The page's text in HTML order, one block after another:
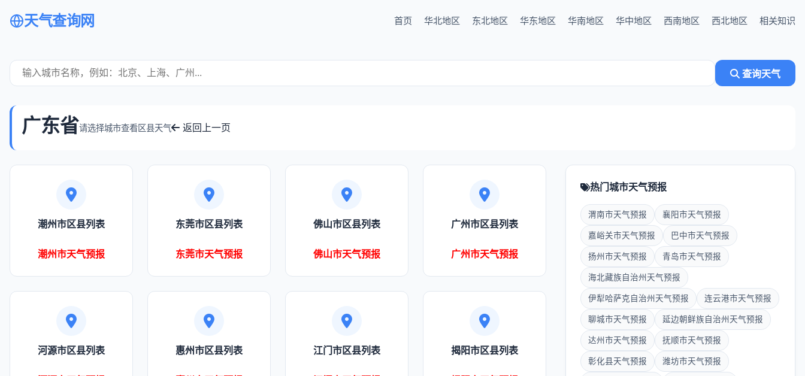
天气查询网 首页 华北地区 东北地区 华东地区 华南地区 华中地区 西南地区 西北地区 相关知识
查询天气
广东省请选择城市查看区县天气 返回上一页
潮州市区县列表
潮州市天气预报
东莞市区县列表
东莞市天气预报
佛山市区县列表
佛山市天气预报
广州市区县列表
广州市天气预报
河源市区县列表 惠州市区县列表 江门市区县列表 揭阳市区县列表
热门城市天气预报
渭南市天气预报 襄阳市天气预报
嘉峪关市天气预报 巴中市天气预报
扬州市天气预报 青岛市天气预报
海北藏族自治州天气预报
伊犁哈萨克自治州天气预报 连云港市天气预报
聊城市天气预报 延边朝鲜族自治州天气预报
达州市天气预报 抚顺市天气预报
彰化县天气预报 潍坊市天气预报